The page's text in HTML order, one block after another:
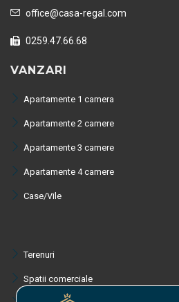
office@casa-regal.com
0259.47.66.68
VANZARI
Apartamente 1 camera
Apartamente 2 camere
Apartamente 3 camere
Apartamente 4 camere
Case/Vile
Terenuri
Spatii comerciale